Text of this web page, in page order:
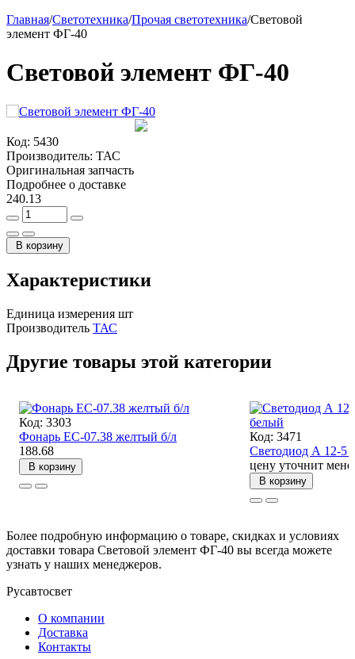
Главная/Светотехника/Прочая светотехника/Световой
элемент ФГ-40
Световой элемент ФГ-40
Код: 5430
Производитель: ТАС
Оригинальная запчасть
Подробнее о доставке
240.13
В корзину
Характеристики
Единица измерения шт
Производитель ТАС
Другие товары этой категории
Код: 3303
Фонарь ЕС-07.38 желтый б/л
188.68
В корзину
Код: 3471
Светодиод А 12-5
цену уточнит
В корзину
Более подробную информацию о товаре, скидках и условиях
доставки товара Световой элемент ФГ-40 вы всегда можете
узнать у наших менеджеров.
Русавтосвет
О компании
Доставка
Контакты